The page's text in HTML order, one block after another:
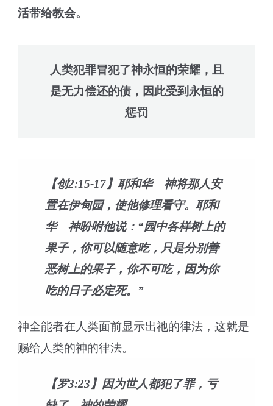
活带给教会。
人类犯罪冒犯了神永恒的荣耀，且
是无力偿还的债，因此受到永恒的
惩罚
【创2:15-17】耶和华 神将那人安
置在伊甸园，使他修理看守。耶和
华 神吩咐他说：“园中各样树上的
果子，你可以随意吃，只是分别善
恶树上的果子，你不可吃，因为你
吃的日子必定死。”
神全能者在人类面前显示出祂的律法，这就是
赐给人类的神的律法。
【罗3:23】因为世人都犯了罪，亏